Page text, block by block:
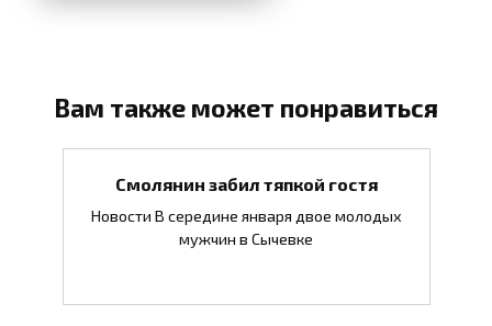
Вам также может понравиться
Смолянин забил тяпкой гостя
Новости В середине января двое молодых
мужчин в Сычевке